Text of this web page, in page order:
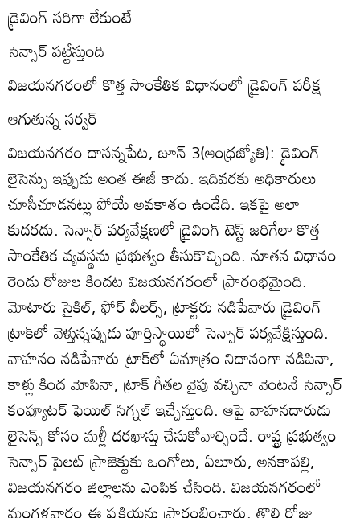
డ్రైవింగ్‌ సరిగా లేకుంటే
సెన్సార్‌ పట్టేస్తుంది
విజయనగరంలో కొత్త సాంకేతిక విధానంలో డ్రైవింగ్‌ పరీక్ష
ఆగుతున్న సర్వర్‌
విజయనగరం దాసన్నపేట, జూన్‌ 3(ఆంధ్రజ్యోతి): డ్రైవింగ్‌
లైసెన్సు ఇప్పుడు అంత ఈజీ కాదు. ఇదివరకు అధికారులు
చూసీచూడనట్లు పోయే అవకాశం ఉండేది. ఇకపై అలా
కుదరదు. సెన్సార్‌ పర్యవేక్షణలో డ్రైవింగ్‌ టెస్ట్‌ జరిగేలా కొత్త
సాంకేతిక వ్యవస్థను ప్రభుత్వం తీసుకొచ్చింది. నూతన విధానం
రెండు రోజుల కిందట విజయనగరంలో ప్రారంభమైంది.
మోటారు సైకిల్‌, ఫోర్‌ వీలర్స్‌, ట్రాక్టరు నడిపేవారు డ్రైవింగ్‌
ట్రాక్‌లో వెళ్తున్నప్పుడు పూర్తిస్థాయిలో సెన్సార్‌ పర్యవేక్షిస్తుంది.
వాహనం నడిపేవారు ట్రాక్‌లో ఏమాత్రం నిదానంగా నడిపినా,
కాళ్లు కింద మోపినా, ట్రాక్‌ గీతల వైపు వచ్చినా వెంటనే సెన్సార్‌
కంప్యూటర్‌ ఫెయిల్‌ సిగ్నల్‌ ఇచ్చేస్తుంది. ఆపై వాహనదారుడు
లైసెన్స్‌ కోసం మళ్లీ దరఖాస్తు చేసుకోవాల్సిందే. రాష్ట్ర ప్రభుత్వం
సెన్సార్‌ పైలట్‌ ప్రాజెక్టుకు ఒంగోలు, ఏలూరు, అనకాపల్లి,
విజయనగరం జిల్లాలను ఎంపిక చేసింది. విజయనగరంలో